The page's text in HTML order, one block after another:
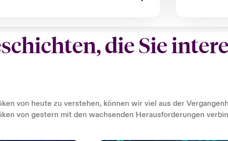
die Sie
von heute zu verstehen, können wir viel aus der
von gestern mit den wachsenden Herausforderungen